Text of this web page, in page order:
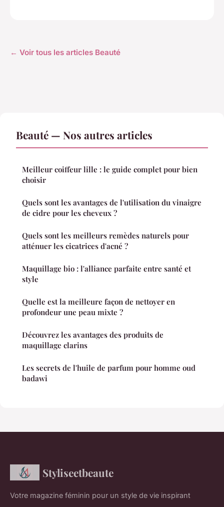
← Voir tous les articles Beauté
Beauté — Nos autres articles
Meilleur coiffeur lille : le guide complet pour bien
choisir
Quels sont les avantages de l'utilisation du vinaigre
de cidre pour les cheveux ?
Quels sont les meilleurs remèdes naturels pour
atténuer les cicatrices d'acné ?
Maquillage bio : l'alliance parfaite entre santé et
style
Quelle est la meilleure façon de nettoyer en
profondeur une peau mixte ?
Découvrez les avantages des produits de
maquillage clarins
Les secrets de l'huile de parfum pour homme oud
badawi
Styliseetbeaute
Votre magazine féminin pour un style de vie inspirant